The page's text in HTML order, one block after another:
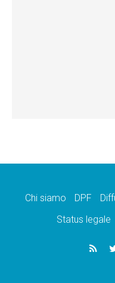
Chi siamo DPF
Status legale